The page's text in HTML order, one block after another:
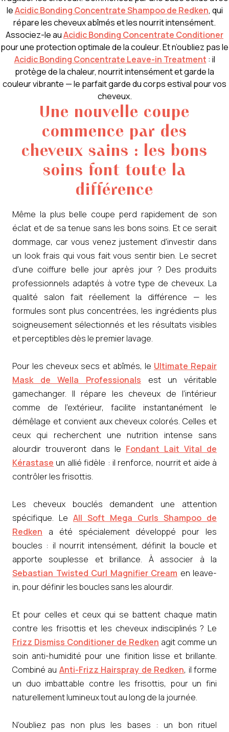
leAcidic Bonding Concentrate Shampoo de Redken, qui
répare les cheveux abîmés et les nourrit intensément.
Associez-le auAcidic Bonding Concentrate Conditioner
pour une protection optimale de la couleur. Et n’oubliez pas le
Acidic Bonding Concentrate Leave-in Treatment : il
protège de la chaleur, nourrit intensément et garde la
couleur vibrante — le parfait garde du corps estival pour vos
cheveux.
Une nouvelle coupe
commence par des
cheveux sains : les bons
soins font toute la
différence
Même la plus belle coupe perd rapidement de son
éclat et de sa tenue sans les bons soins. Et ce serait
dommage, car vous venez justement d’investir dans
un look frais qui vous fait vous sentir bien. Le secret
d’une coiffure belle jour après jour ? Des produits
professionnels adaptés à votre type de cheveux. La
qualité salon fait réellement la différence — les
formules sont plus concentrées, les ingrédients plus
soigneusement sélectionnés et les résultats visibles
et perceptibles dès le premier lavage.
Pour les cheveux secs et abîmés, le Ultimate Repair
Mask de Wella Professionals est un véritable
gamechanger. Il répare les cheveux de l’intérieur
comme de l’extérieur, facilite instantanément le
démêlage et convient aux cheveux colorés. Celles et
ceux qui recherchent une nutrition intense sans
alourdir trouveront dans le Fondant Lait Vital de
Kérastase un allié fidèle : il renforce, nourrit et aide à
contrôler les frisottis.
Les cheveux bouclés demandent une attention
spécifique. Le All Soft Mega Curls Shampoo de
Redken a été spécialement développé pour les
boucles : il nourrit intensément, définit la boucle et
apporte souplesse et brillance. À associer à la
Sebastian Twisted Curl Magnifier Cream en leave-
in, pour définir les boucles sans les alourdir.
Et pour celles et ceux qui se battent chaque matin
contre les frisottis et les cheveux indisciplinés ? Le
Frizz Dismiss Conditioner de Redken agit comme un
soin anti-humidité pour une finition lisse et brillante.
Combiné au Anti-Frizz Hairspray de Redken, il forme
un duo imbattable contre les frisottis, pour un fini
naturellement lumineux tout au long de la journée.
N’oubliez pas non plus les bases : un bon rituel